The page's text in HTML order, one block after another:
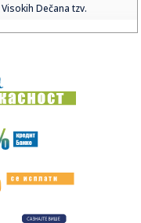
Dečana tzv.
krilo: Investicija 1,5
Tvornici kulture 5. rujna
mlati pare: Penzioner svakog
odbora